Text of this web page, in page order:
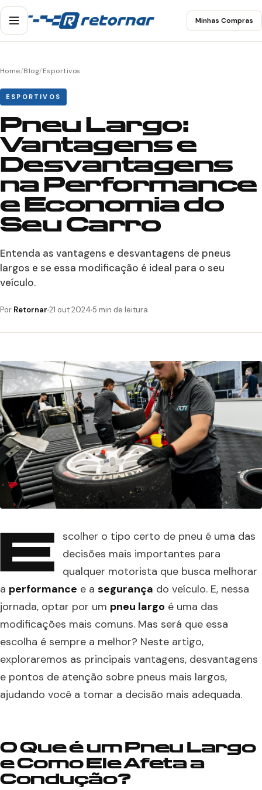
Minhas Compras
Home/Blog/Esportivos
ESPORTIVOS
Pneu Largo:
Vantagens e
Desvantagens
na Performance
e Economia do
Seu Carro
Entenda as vantagens e desvantagens de pneus
largos e se essa modificação é ideal para o seu
veículo.
Por Retornar 21 out 2024 5 min de leitura
scolher o tipo certo de pneu é uma das
decisões mais importantes para
qualquer motorista que busca melhorar
a performance e a segurança do veículo. E, nessa
jornada, optar por um pneu largo é uma das
modificações mais comuns. Mas será que essa
escolha é sempre a melhor? Neste artigo,
exploraremos as principais vantagens, desvantagens
e pontos de atenção sobre pneus mais largos,
ajudando você a tomar a decisão mais adequada.
O Que é um Pneu Largo
e Como Ele Afeta a
Condução?